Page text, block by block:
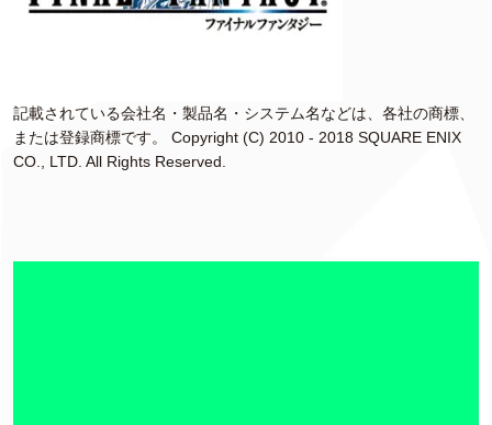
記載されている会社名・製品名・システム名などは、各社の商標、
または登録商標です。 Copyright (C) 2010 - 2018 SQUARE ENIX
CO., LTD. All Rights Reserved.